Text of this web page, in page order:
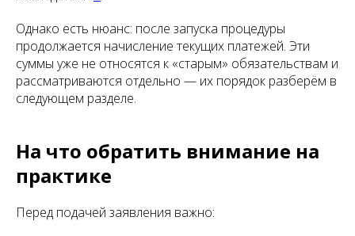
Однако есть нюанс: после запуска процедуры
продолжается начисление текущих платежей. Эти
суммы уже не относятся к «старым» обязательствам и
рассматриваются отдельно — их порядок разберём в
следующем разделе.
На что обратить внимание на
практике
Перед подачей заявления важно: